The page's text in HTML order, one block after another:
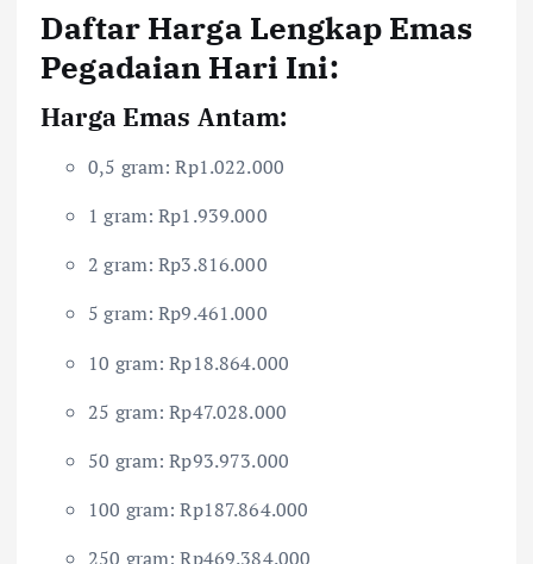
Daftar Harga Lengkap Emas
Pegadaian Hari Ini:
Harga Emas Antam:
0,5 gram: Rp1.022.000
1 gram: Rp1.939.000
2 gram: Rp3.816.000
5 gram: Rp9.461.000
10 gram: Rp18.864.000
25 gram: Rp47.028.000
50 gram: Rp93.973.000
100 gram: Rp187.864.000
250 gram: Rp469.384.000